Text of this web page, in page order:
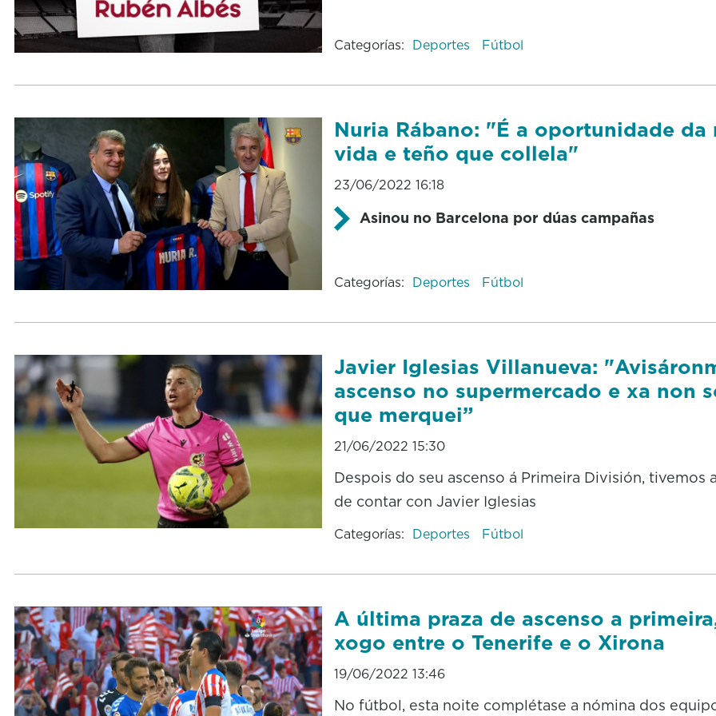
Categorías: Deportes Fútbol
Nuria Rábano: "É a oportunidade da
vida e teño que collela"
23/06/2022 16:18
Asinou no Barcelona por dúas campañas
Categorías: Deportes Fútbol
Javier Iglesias Villanueva:
ascenso no supermercado e xa non
que merquei”
21/06/2022 15:30
Despois do seu ascenso á Primeira División, tivemos
de contar con Javier Iglesias
Categorías: Deportes Fútbol
A última praza de ascenso a
xogo entre o Tenerife e o Xirona
19/06/2022 13:46
No fútbol, esta noite complétase a nómina dos